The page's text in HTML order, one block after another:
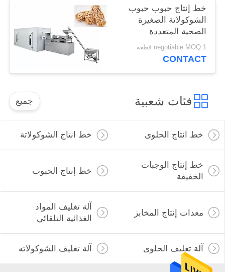
خط إنتاج حبوب حبوب
الشوكولاتة الصغيرة
الصحية المتعددة
الجنسيات 380V 5.5KW
negotiable MOQ:1 قطعة
CONTACT
فئات شعبية جميع
خط انتاج الحلوى خط انتاج الشوكولاتة
خط إنتاج الوجبات
الخفيفة
خط إنتاج الحبوب
معدات إنتاج المخابز
آلة تغليف المواد
الغذائية التلقائي
آلة تغليف الحلوى آلة تغليف الشوكولاته